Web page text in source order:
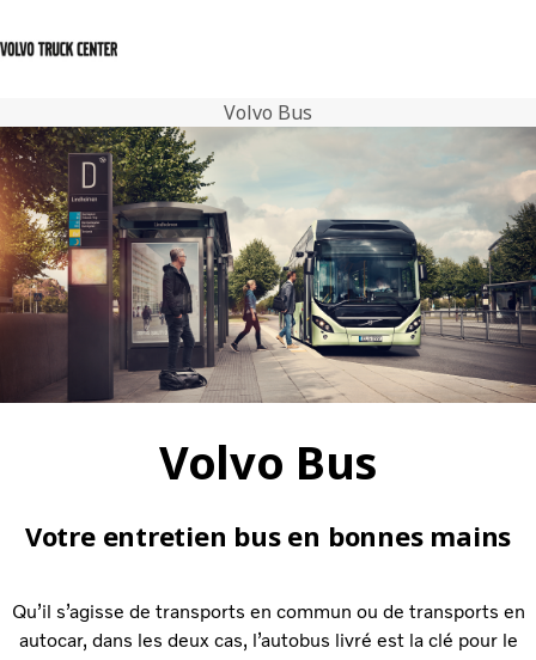
Centre de connexion
Atelier & Services
Actualités
Nous contacter
Notre Gamme
Postes vacants
Volvo Bus
Volvo Bus
Votre entretien bus en bonnes mains
Qu’il s’agisse de transports en commun ou de transports en
autocar, dans les deux cas, l’autobus livré est la clé pour le